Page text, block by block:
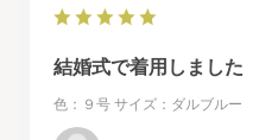
結婚式で着用しました
色：９号 サイズ：ダルブルー